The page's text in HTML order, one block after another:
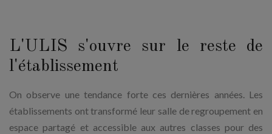
L'ULIS s'ouvre sur le reste de
l'établissement
On observe une tendance forte ces dernières années. Les
établissements ont transformé leur salle de regroupement en
espace partagé et accessible aux autres classes pour des